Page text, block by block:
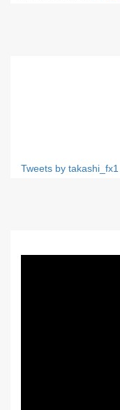
Tweets by takashi_fx1